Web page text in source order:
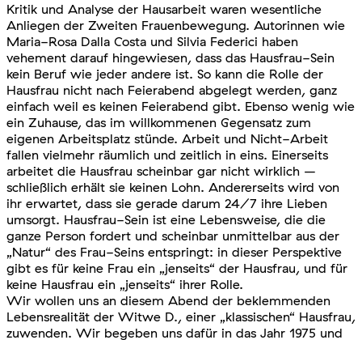
Kritik und Analyse der Hausarbeit waren wesentliche
Anliegen der Zweiten Frauenbewegung. Autorinnen wie
Maria-Rosa Dalla Costa und Silvia Federici haben
vehement darauf hingewiesen, dass das Hausfrau-Sein
kein Beruf wie jeder andere ist. So kann die Rolle der
Hausfrau nicht nach Feierabend abgelegt werden, ganz
einfach weil es keinen Feierabend gibt. Ebenso wenig wie
ein Zuhause, das im willkommenen Gegensatz zum
eigenen Arbeitsplatz stünde. Arbeit und Nicht-Arbeit
fallen vielmehr räumlich und zeitlich in eins. Einerseits
arbeitet die Hausfrau scheinbar gar nicht wirklich –
schließlich erhält sie keinen Lohn. Andererseits wird von
ihr erwartet, dass sie gerade darum 24/7 ihre Lieben
umsorgt. Hausfrau-Sein ist eine Lebensweise, die die
ganze Person fordert und scheinbar unmittelbar aus der
„Natur“ des Frau-Seins entspringt: in dieser Perspektive
gibt es für keine Frau ein „jenseits“ der Hausfrau, und für
keine Hausfrau ein „jenseits“ ihrer Rolle.
Wir wollen uns an diesem Abend der beklemmenden
Lebensrealität der Witwe D., einer „klassischen“ Hausfrau,
zuwenden. Wir begeben uns dafür in das Jahr 1975 und